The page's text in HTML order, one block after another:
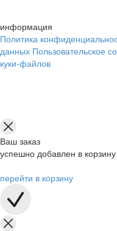
информация
Политика
данных Пользовательское
куки-файлов
Ваш заказ
успешно добавлен в корзину
перейти в корзину